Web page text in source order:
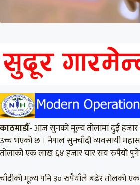
काठमाडौँ-आज सुनको मूल्य तोलामा दुई
उच्च भएको छ । नेपाल सुनचाँदी व्यवसायी
तोलाको एक लाख ६४ हजार चार सय रुपैयाँ
चाँदीको मूल्य पनि ३० रुपैयाँले बढेर तोलको